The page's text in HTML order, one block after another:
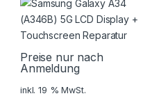
Preise nur nach
Anmeldung
inkl. 19 % MwSt.